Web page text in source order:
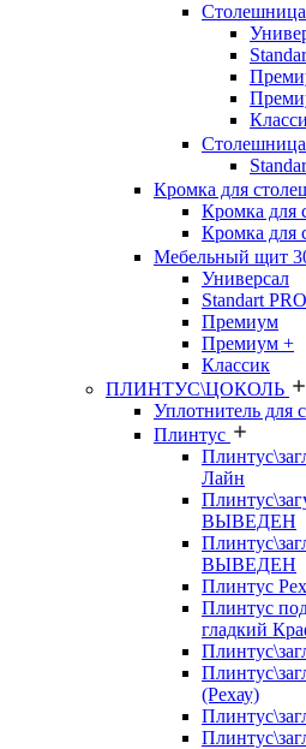
Кромка для
Кромка для
Кромка для
Мебельный щит
Универсал
Standart PRO
Премиум
Премиум +
Классик
ПЛИНТУС\ЦОКОЛЬ
Уплотнитель для
Плинтус
Лайн
ВЫВЕДЕН
ВЫВЕДЕН
Плинтус
Плинтус
гладкий
(Рехау)